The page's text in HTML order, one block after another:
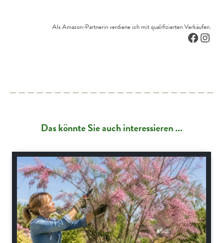
Als Amazon-Partnerin verdiene ich mit qualifizierten Verkäufen.
Das könnte Sie auch interessieren ...
Gartenpraxis